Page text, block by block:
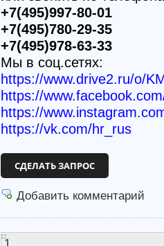
+7(495)997-80-01
+7(495)780-29-35
+7(495)978-63-33
Мы в соц.сетях:
https://www.drive2.ru/o/
https://
https://
https://vk.com/hr_rus
СДЕЛАТЬ ЗАПРОС
Добавить комментарий